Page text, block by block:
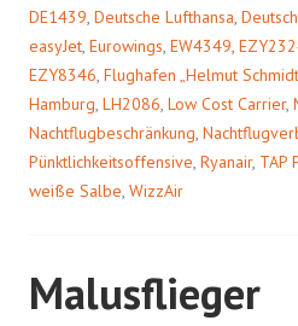
DE1439 Deutsche Lufthansa
easyJet Eurowings EW4349
EZY8346 Flughafen „Helmut
Hamburg LH2086 Low Cost Carrier,
Nachtflugbeschränkung
Pünktlichkeitsoffensive Ryanair, TAP
weiße Salbe WizzAir
Malusflieger